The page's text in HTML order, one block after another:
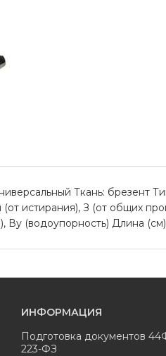
Ткань: брезент
истирания), З (от общих
Ву (водоупорность) Длина
ИНФОРМАЦИЯ
Подготовка документов
223-ФЗ